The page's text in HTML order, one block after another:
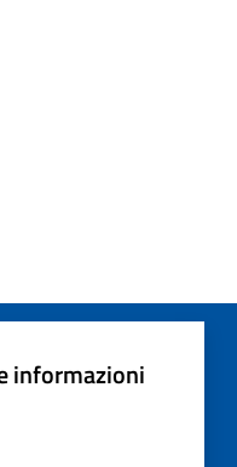
informazioni